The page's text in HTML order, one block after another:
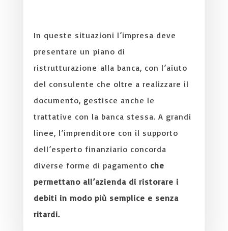
In queste situazioni l’impresa deve
presentare un piano di
ristrutturazione alla banca, con l’aiuto
del consulente che oltre a realizzare il
documento, gestisce anche le
trattative con la banca stessa. A grandi
linee, l’imprenditore con il supporto
dell’esperto finanziario concorda
diverse forme di pagamento che
permettano all’azienda di ristorare i
debiti in modo più semplice e senza
ritardi.